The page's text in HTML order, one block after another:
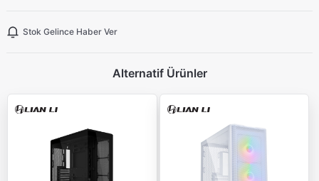
Stok Gelince Haber Ver
Alternatif Ürünler